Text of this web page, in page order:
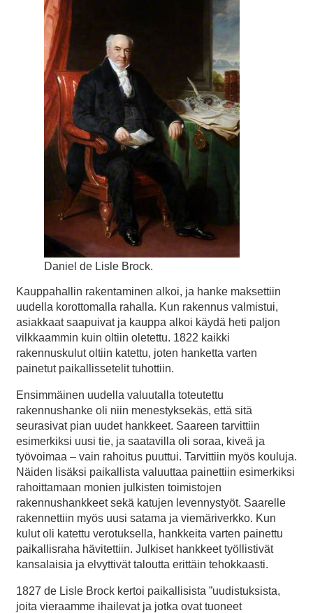
Daniel de Lisle Brock.
Kauppahallin rakentaminen alkoi, ja hanke maksettiin
uudella korottomalla rahalla. Kun rakennus valmistui,
asiakkaat saapuivat ja kauppa alkoi käydä heti paljon
vilkkaammin kuin oltiin oletettu. 1822 kaikki
rakennuskulut oltiin katettu, joten hanketta varten
painetut paikallissetelit tuhottiin.
Ensimmäinen uudella valuutalla toteutettu
rakennushanke oli niin menestyksekäs, että sitä
seurasivat pian uudet hankkeet. Saareen tarvittiin
esimerkiksi uusi tie, ja saatavilla oli soraa, kiveä ja
työvoimaa – vain rahoitus puuttui. Tarvittiin myös kouluja.
Näiden lisäksi paikallista valuuttaa painettiin esimerkiksi
rahoittamaan monien julkisten toimistojen
rakennushankkeet sekä katujen levennystyöt. Saarelle
rakennettiin myös uusi satama ja viemäriverkko. Kun
kulut oli katettu verotuksella, hankkeita varten painettu
paikallisraha hävitettiin. Julkiset hankkeet työllistivät
kansalaisia ja elvyttivät taloutta erittäin tehokkaasti.
1827 de Lisle Brock kertoi paikallisista ”uudistuksista,
joita vieraamme ihailevat ja jotka ovat tuoneet